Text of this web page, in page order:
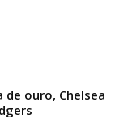
ouro, Chelsea